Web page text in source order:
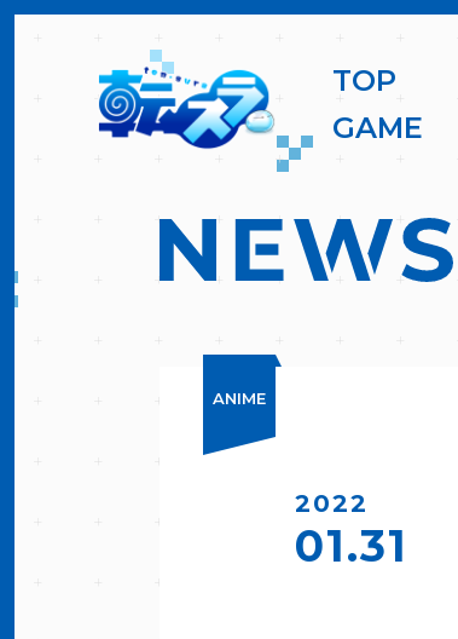
TOP
GAME
ANIME
2022
01.31